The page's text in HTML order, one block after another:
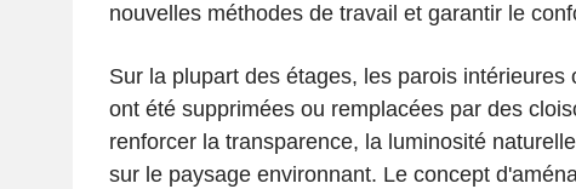
nouvelles méthodes de travail et garantir le
Sur la plupart des étages, les parois intérieures
ont été supprimées ou remplacées par des
renforcer la transparence, la luminosité
sur le paysage environnant. Le concept